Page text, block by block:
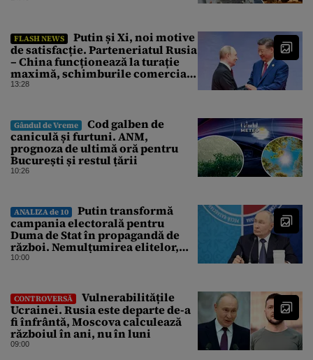
FLASH NEWS
Putin și Xi, noi motive
de satisfacție. Parteneriatul Rusia
– China funcționează la turație
maximă, schimburile comerciale
ating niveluri record
13:28
Gândul de Vreme
Cod galben de
caniculă și furtuni. ANM,
prognoza de ultimă oră pentru
București și restul țării
10:26
ANALIZA de 10
Putin transformă
campania electorală pentru
Duma de Stat în propagandă de
război. Nemulțumirea elitelor,
tratată cu indiferență la Kremlin
10:00
CONTROVERSĂ
Vulnerabilitățile
Ucrainei. Rusia este departe de-a
fi înfrântă, Moscova calculează
războiul în ani, nu în luni
09:00